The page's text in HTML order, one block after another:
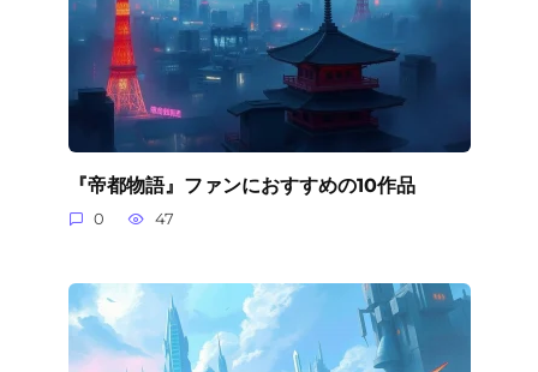
『帝都物語』ファンにおすすめの10作品
0 47